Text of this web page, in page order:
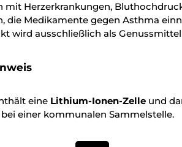
mit Herzerkrankungen,
die Medikamente gegen Asthma
wird ausschließlich als
eine Lithium-Ionen-Zelle und
einer kommunalen Sammelstelle.